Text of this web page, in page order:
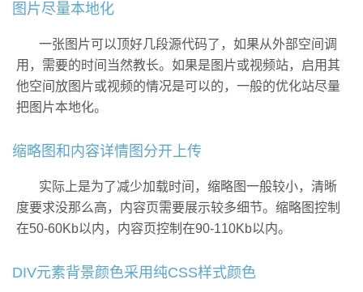
图片尽量本地化
一张图片可以顶好几段源代码了，如果从外部空间调
用，需要的时间当然教长。如果是图片或视频站，启用其
他空间放图片或视频的情况是可以的，一般的优化站尽量
把图片本地化。
缩略图和内容详情图分开上传
实际上是为了减少加载时间，缩略图一般较小，清晰
度要求没那么高，内容页需要展示较多细节。缩略图控制
在50-60Kb以内，内容页控制在90-110Kb以内。
DIV元素背景颜色采用纯CSS样式颜色